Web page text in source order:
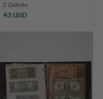
2 Gebote
43 USD